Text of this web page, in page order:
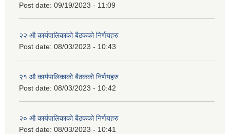
Post date: 09/19/2023 - 11:09
२‍२ औ कार्यपालिकाको बैठकको निर्णयहरु
Post date: 08/03/2023 - 10:43
२‍१ औ कार्यपालिकाको बैठकको निर्णयहरु
Post date: 08/03/2023 - 10:42
२‍० औ कार्यपालिकाको बैठकको निर्णयहरु
Post date: 08/03/2023 - 10:41